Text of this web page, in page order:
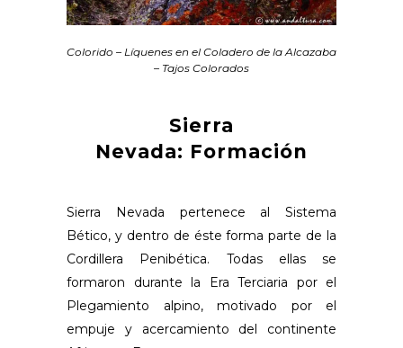
Colorido – Líquenes en el Coladero de la Alcazaba
– Tajos Colorados
Sierra
Nevada: Formación
Sierra Nevada pertenece al Sistema
Bético, y dentro de éste forma parte de la
Cordillera Penibética. Todas ellas se
formaron durante la Era Terciaria por el
Plegamiento alpino, motivado por el
empuje y acercamiento del continente